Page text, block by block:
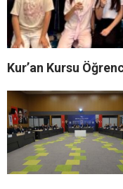
Kur’an Kursu